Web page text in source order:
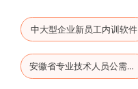
中大型企业新员工内训软件
安徽省专业技术人员公需课培训平台